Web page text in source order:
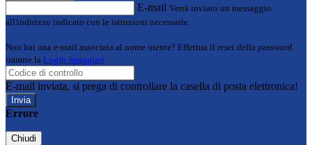
E-mail Verrà inviato un messaggio
all'indirizzo indicato con le istruzioni necessarie.
Non hai una e-mail associata al nome utente? Effettua il reset della password
tramite la Login Spaggiari
E-mail inviata, si prega di controllare la casella di posta elettronica!
Errore
Chiudi